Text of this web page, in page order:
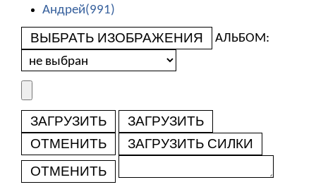
Андрей(991)
ВЫБРАТЬ ИЗОБРАЖЕНИЯ АЛЬБОМ:
ЗАГРУЗИТЬ
ЗАГРУЗИТЬ
ОТМЕНИТЬ
ЗАГРУЗИТЬ СИЛКИ
ОТМЕНИТЬ